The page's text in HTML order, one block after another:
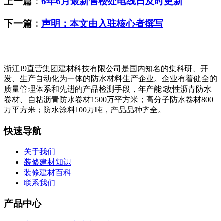
下一篇： 声明：本文由入驻核心者撰写
浙江J9直营集团建材科技有限公司是国内知名的集科研、开
发、生产自动化为一体的防水材料生产企业。企业有着健全的
质量管理体系和先进的产品检测手段，年产能∶改性沥青防水
卷材、自粘沥青防水卷材1500万平方米；高分子防水卷材800
万平方米；防水涂料100万吨，产品品种齐全。
快速导航
关于我们
装修建材知识
装修建材百科
联系我们
产品中心